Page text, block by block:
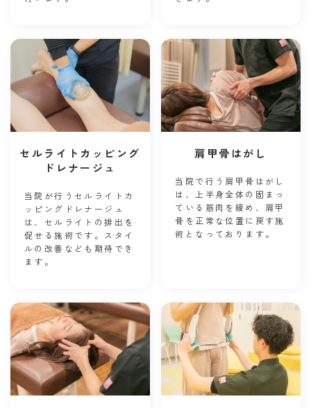
セルライトカッピング
ドレナージュ
当院が行うセルライトカ
ッピングドレナージュ
は、セルライトの排出を
促せる施術です。スタイ
ルの改善なども期待でき
ます。
肩甲骨はがし
当院で行う肩甲骨はがし
は、上半身全体の固まっ
ている筋肉を緩め、肩甲
骨を正常な位置に戻す施
術となっております。